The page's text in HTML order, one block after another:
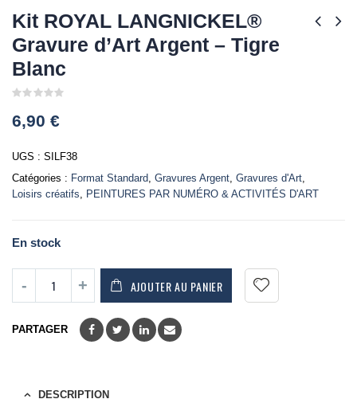
Kit ROYAL LANGNICKEL®
Gravure d’Art Argent – Tigre
Blanc
out
of
6,90 €
UGS : SILF38
Catégories : Format Standard Gravures Argent Gravures d'Art
Loisirs créatifs
PEINTURES PAR NUMÉRO & ACTIVITÉS D'ART
En stock
AJOUTER AU PANIER
PARTAGER
DESCRIPTION